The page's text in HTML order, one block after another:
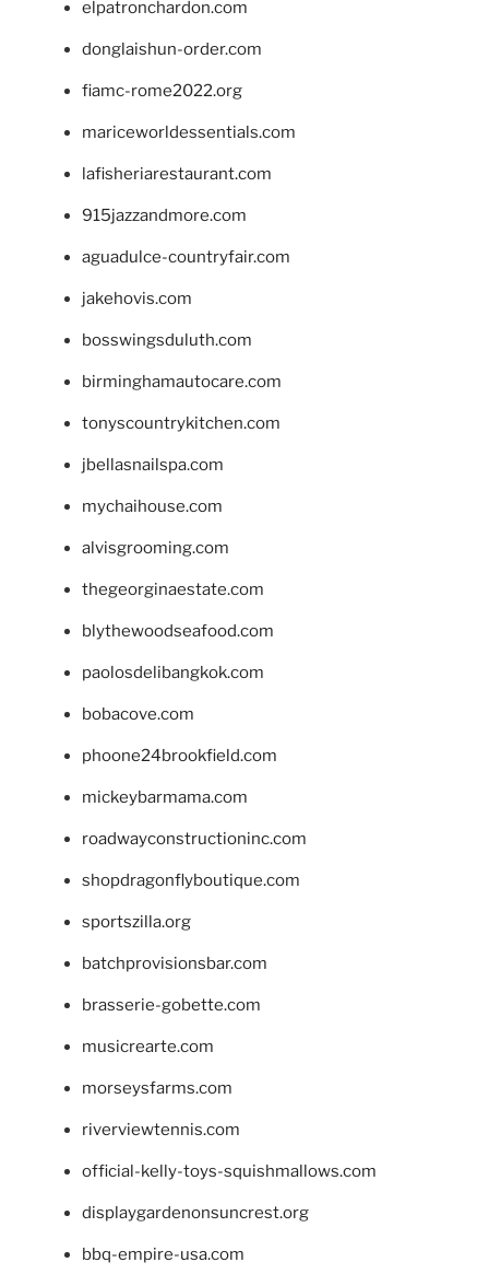
elpatronchardon.com
donglaishun-order.com
fiamc-rome2022.org
mariceworldessentials.com
lafisheriarestaurant.com
915jazzandmore.com
aguadulce-countryfair.com
jakehovis.com
bosswingsduluth.com
birminghamautocare.com
tonyscountrykitchen.com
jbellasnailspa.com
mychaihouse.com
alvisgrooming.com
thegeorginaestate.com
blythewoodseafood.com
paolosdelibangkok.com
bobacove.com
phoone24brookfield.com
mickeybarmama.com
roadwayconstructioninc.com
shopdragonflyboutique.com
sportszilla.org
batchprovisionsbar.com
brasserie-gobette.com
musicrearte.com
morseysfarms.com
riverviewtennis.com
official-kelly-toys-squishmallows.com
displaygardenonsuncrest.org
bbq-empire-usa.com